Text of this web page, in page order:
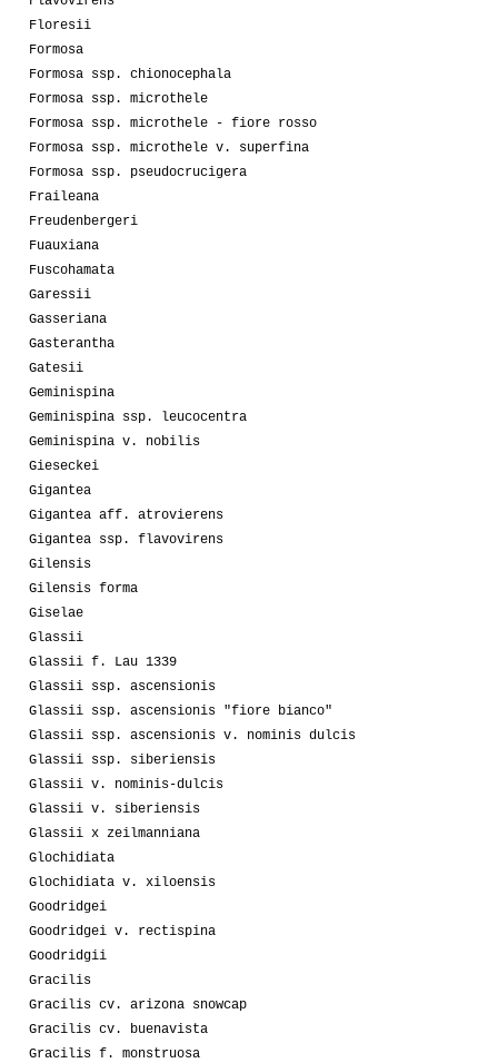
Floresii
Formosa
Formosa ssp. chionocephala
Formosa ssp. microthele
Formosa ssp. microthele - fiore rosso
Formosa ssp. microthele v. superfina
Formosa ssp. pseudocrucigera
Fraileana
Freudenbergeri
Fuauxiana
Fuscohamata
Garessii
Gasseriana
Gasterantha
Gatesii
Geminispina
Geminispina ssp. leucocentra
Geminispina v. nobilis
Gieseckei
Gigantea
Gigantea aff. atrovierens
Gigantea ssp. flavovirens
Gilensis
Gilensis forma
Giselae
Glassii
Glassii f. Lau 1339
Glassii ssp. ascensionis
Glassii ssp. ascensionis "fiore bianco"
Glassii ssp. ascensionis v. nominis dulcis
Glassii ssp. siberiensis
Glassii v. nominis-dulcis
Glassii v. siberiensis
Glassii x zeilmanniana
Glochidiata
Glochidiata v. xiloensis
Goodridgei
Goodridgei v. rectispina
Goodridgii
Gracilis
Gracilis cv. arizona snowcap
Gracilis cv. buenavista
Gracilis f. monstruosa